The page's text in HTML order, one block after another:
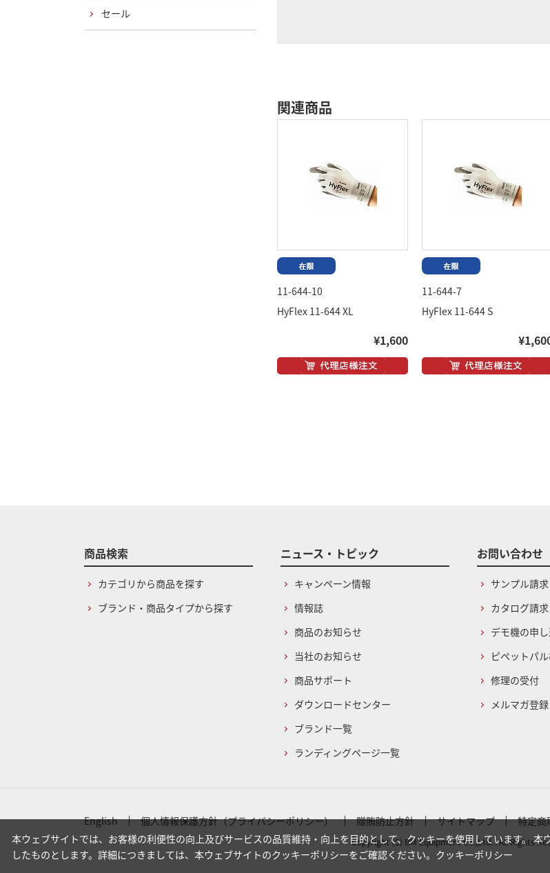
関連商品
11-644-10
HyFlex 11-644 XL
¥1,600
11-644-7
HyFlex 11-644 S
セール
商品検索
カテゴリから商品を探す
ブランド・商品タイプから探す
ニュース・トピック
キャンペーン情報
情報誌
商品のお知らせ
当社のお知らせ
商品サポート
ダウンロードセンター
ブランド一覧
ランディングページ一覧
お問い合わせ
サンプル請求
カタログ請求
デモ機の申
ピペットパ
修理の受付
メルマガ登録
English 個人情報保護方針（プライバシーポリシー） 贈賄防止方針 サイトマップ 特定商
Copyright (C) BM Equipment Co.,Ltd. . All Rights
本ウェブサイトでは、お客様の利便性の向上及びサービスの品質維持・向上を目的として、クッキーを使用しています。
したものとします。詳細につきましては、本ウェブサイトのクッキーポリシーをご確認ください。 クッキーポリシー